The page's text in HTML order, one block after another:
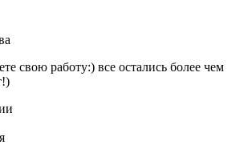
свою работу:) все остались более чем